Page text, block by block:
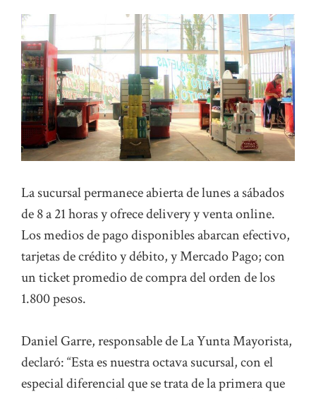
La sucursal permanece abierta de lunes a sábados
de 8 a 21 horas y ofrece delivery y venta online.
Los medios de pago disponibles abarcan efectivo,
tarjetas de crédito y débito, y Mercado Pago; con
un ticket promedio de compra del orden de los
1.800 pesos.
Daniel Garre, responsable de La Yunta Mayorista,
declaró: “Esta es nuestra octava sucursal, con el
especial diferencial que se trata de la primera que